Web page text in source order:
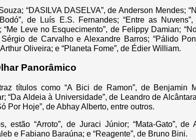
“DASILVA DASELVA”, de Anderson Mendes;
de Luís E.S. Fernandes; “Entre as
“Me Leve no Esquecimento”, de Felippy Damian;
de Carvalho e Alexandre Barros; “Pálido
Oliveira; e “Planeta Fome”, de Édier William.
Panorâmico
títulos como “A Bici de Ramon”, de Benjamin
“Da Aldeia à Universidade”, de Leandro de
Por Hoje”, de Abhay Alberto, entre outros.
estão “Arroto”, de Juraci Júnior; “Mata-Gato”, de
e Fabiano Baraúna; e “Reagente”, de Bruno Bini.